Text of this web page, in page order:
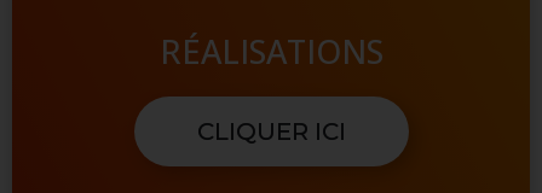
RÉALISATIONS
CLIQUER ICI